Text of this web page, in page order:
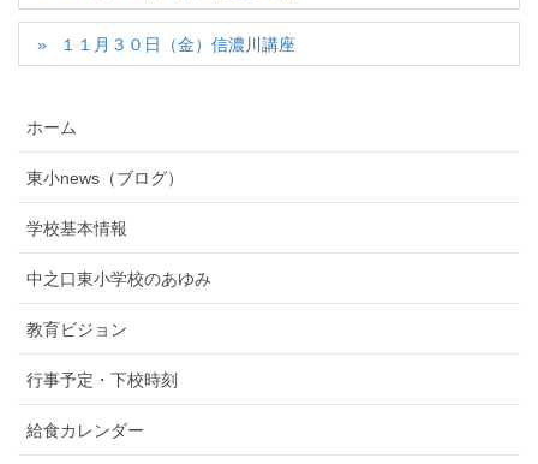
１１月３０日（金）信濃川講座
ホーム
東小news（ブログ）
学校基本情報
中之口東小学校のあゆみ
教育ビジョン
行事予定・下校時刻
給食カレンダー